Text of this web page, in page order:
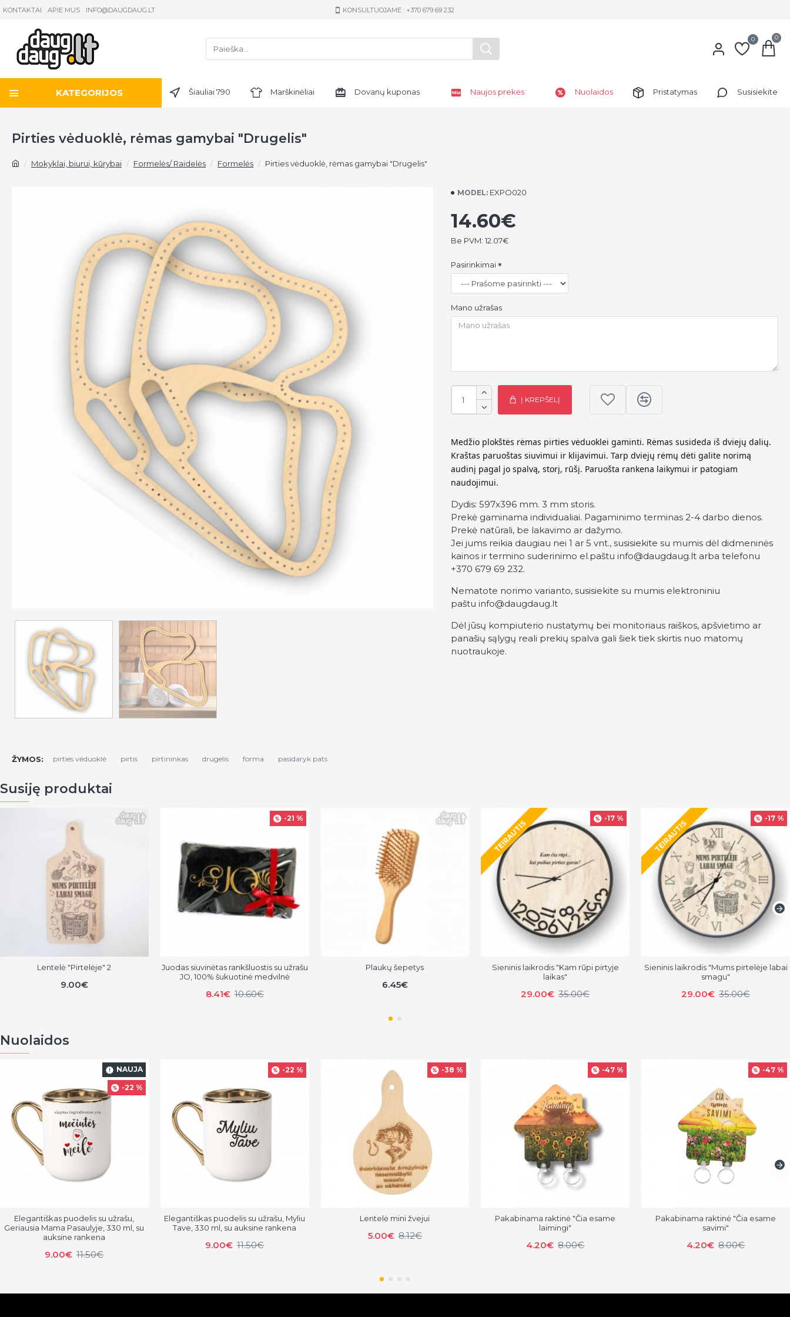
KONTAKTAI APIE MUS INFO@DAUGDAUG.LT KONSULTUOJAME : +370 679 69 232
0 0
KATEGORIJOS Šiauliai 790 Marškinėliai Dovanų kuponas Naujos prekės Nuolaidos Pristatymas Susisiekite
Mokyklai, biurui, kūrybai Formelės/ Raidelės Formelės Pirties vėduoklė, rėmas gamybai "Drugelis"
Pirties vėduoklė, rėmas gamybai "Drugelis"
MODEL: EXPO020
14.60€
Be PVM: 12.07€
Pasirinkimai
Mano užrašas
Į KREPŠELĮ
Medžio plokštės rėmas pirties vėduoklei gaminti. Rėmas susideda iš dviejų dalių.
Kraštas paruoštas siuvimui ir klijavimui. Tarp dviejų rėmų dėti galite norimą
audinį pagal jo spalvą, storį, rūšį. Paruošta rankena laikymui ir patogiam
naudojimui.
Dydis: 597x396 mm. 3 mm storis.
Prekė gaminama individualiai. Pagaminimo terminas 2-4 darbo dienos.
Prekė natūrali, be lakavimo ar dažymo.
Jei jums reikia daugiau nei 1 ar 5 vnt., susisiekite su mumis dėl didmeninės
kainos ir termino suderinimo el.paštuinfo@daugdaug.lt arba telefonu
+370 679 69 232.
Nematote norimo varianto, susisiekite su mumis elektroniniu
paštuinfo@daugdaug.lt
Dėl jūsų kompiuterio nustatymų bei monitoriaus raiškos, apšvietimo ar
panašių sąlygų reali prekių spalva gali šiek tiek skirtis nuo matomų
nuotraukoje.
ŽYMOS: pirties vėduoklė pirtis pirtininkas drugelis forma pasidaryk pats
Susiję produktai
Lentelė "Pirtelėje" 2
9.00€
-21 %
Juodas siuvinėtas rankšluostis su užrašu
JO, 100% šukuotinė medvilnė
8.41€ 10.60€
Plaukų šepetys
6.45€
-17 %
TEIRAUTIS
Sieninis laikrodis "Kam rūpi pirtyje
laikas"
29.00€ 35.00€
-17 %
TEIRAUTIS
Sieninis laikrodis "Mums pirtelėje labai
smagu"
29.00€ 35.00€
Nuolaidos
NAUJA
-22 %
Elegantiškas puodelis su užrašu,
Geriausia Mama Pasaulyje, 330 ml, su
auksine rankena
9.00€ 11.50€
-22 %
Elegantiškas puodelis su užrašu, Myliu
Tave, 330 ml, su auksine rankena
9.00€ 11.50€
-38 %
Lentelė mini žvejui
5.00€ 8.12€
-47 %
Pakabinama raktinė "Čia esame
laimingi"
4.20€ 8.00€
-47 %
Pakabinama raktinė "Čia esame
savimi"
4.20€ 8.00€